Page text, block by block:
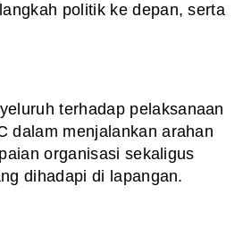
politik ke depan, serta
terhadap pelaksanaan
dalam menjalankan arahan
organisasi sekaligus
dihadapi di lapangan.